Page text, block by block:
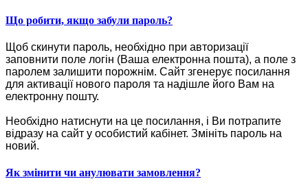
Що робити, якщо забули пароль?
Щоб скинути пароль, необхідно при авторизації
заповнити поле логін (Ваша електронна пошта), а поле з
паролем залишити порожнім. Сайт згенерує посилання
для активації нового пароля та надішле його Вам на
електронну пошту.
Необхідно натиснути на це посилання, і Ви потрапите
відразу на сайт у особистий кабінет. Змініть пароль на
новий.
Як змінити чи анулювати замовлення?